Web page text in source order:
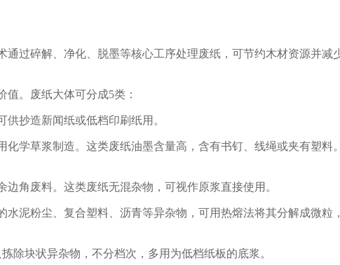
过碎解、净化、脱墨等核心工序处理废纸，可节约木材资源并减
。废纸大体可分成5类：
抄造新闻纸或低档印刷纸用。
学草浆制造。这类废纸油墨含量高，含有书钉、线绳或夹有塑料
角废料。这类废纸无混杂物，可视作原浆直接使用。
泥粉尘、复合塑料、沥青等异杂物，可用热熔法将其分解成微粒
块状异杂物，不分档次，多用为低档纸板的底浆。